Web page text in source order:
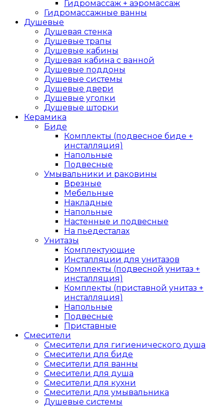
Гидромассаж + аэромассаж
Гидромассажные ванны
Душевые
Душевая стенка
Душевые трапы
Душевые кабины
Душевая кабина с ванной
Душевые поддоны
Душевые системы
Душевые двери
Душевые уголки
Душевые шторки
Керамика
Биде
Комплекты (подвесное биде +
инсталляция)
Напольные
Подвесные
Умывальники и раковины
Врезные
Мебельные
Накладные
Напольные
Настенные и подвесные
На пьедесталах
Унитазы
Комплектующие
Инсталляции для унитазов
Комплекты (подвесной унитаз +
инсталляция)
Комплекты (приставной унитаз +
инсталляция)
Напольные
Подвесные
Приставные
Смесители
Смесители для гигиенического душа
Смесители для биде
Смесители для ванны
Смесители для душа
Смесители для кухни
Смесители для умывальника
Душевые системы